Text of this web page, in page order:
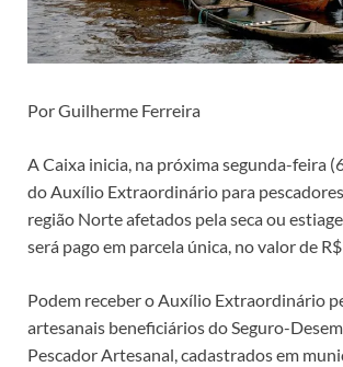
Por Guilherme Ferreira
A Caixa inicia, na próxima segunda-feira
do Auxílio Extraordinário para
região Norte afetados pela seca ou
será pago em parcela única, no valor de
Podem receber o Auxílio Extraordinário
artesanais beneficiários do Seguro-
Pescador Artesanal, cadastrados em